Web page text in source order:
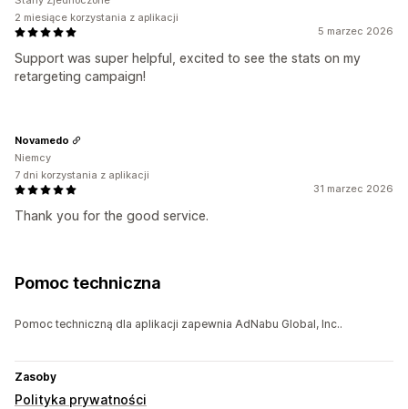
5 marzec 2026
Support was super helpful, excited to see the stats on my
retargeting campaign!
2 miesiące korzystania z aplikacji
31 marzec 2026
Thank you for the good service.
Novamedo
Niemcy
7 dni korzystania z aplikacji
Pomoc techniczna
Pomoc techniczną dla aplikacji zapewnia AdNabu Global, Inc..
Zasoby
Polityka prywatności